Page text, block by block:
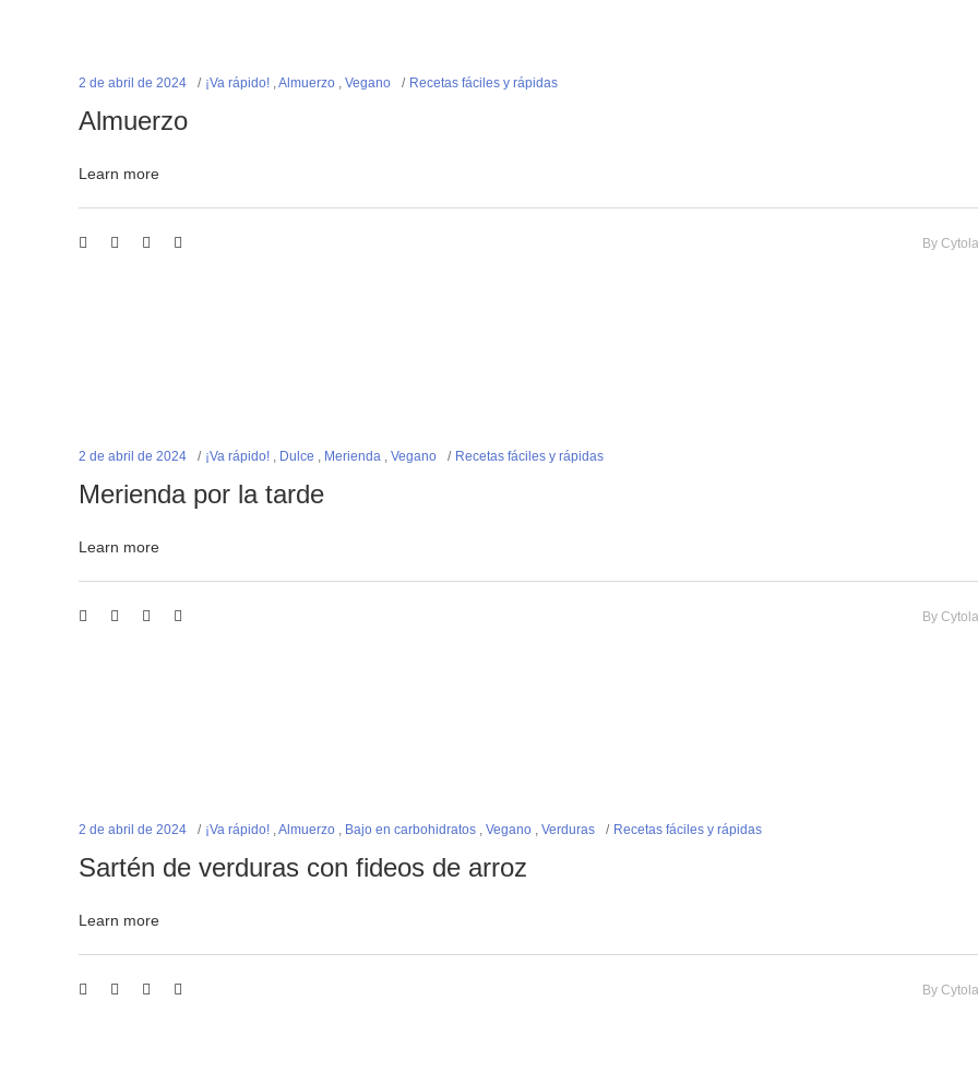
2 de abril de 2024 ¡Va rápido! ,Almuerzo , Vegano Recetas fáciles y rápidas
Almuerzo
Learn more
By
2 de abril de 2024 ¡Va rápido! , Dulce , Merienda , Vegano Recetas fáciles y rápidas
Merienda por la tarde
Learn more
By
2 de abril de 2024 ¡Va rápido! ,Almuerzo , Bajo en carbohidratos , Vegano , Verduras Recetas fáciles y rápidas
Sartén de verduras con fideos de arroz
Learn more
By